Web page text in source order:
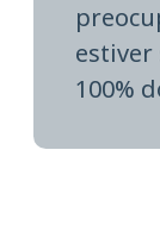
estiver
100%